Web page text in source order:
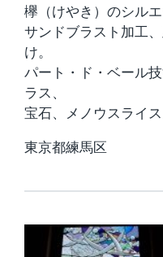
欅（けやき）のシル
サンドブラスト加工
け。
パート・ド・ベール
ラス、
宝石、メノウスライ
東京都練馬区